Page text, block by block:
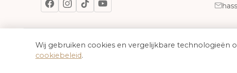
Wij gebruiken cookies en vergelijkbare technologieën
cookiebeleid.
Cadeaubon